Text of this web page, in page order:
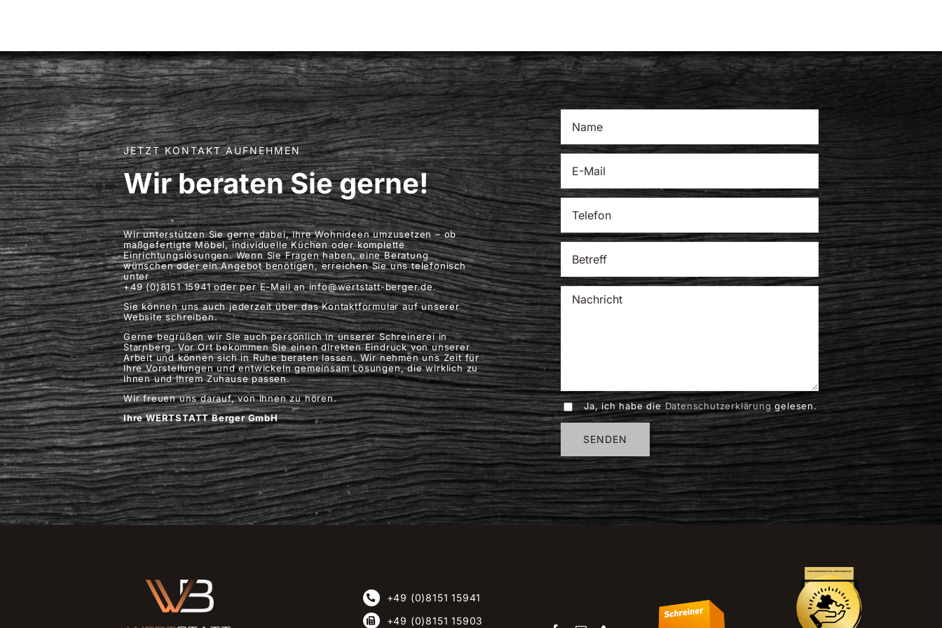
JETZT KONTAKT AUFNEHMEN
Wir beraten Sie gerne!
Wir unterstützen Sie gerne dabei, Ihre Wohnideen umzusetzen – ob
maßgefertigte Möbel, individuelle Küchen oder komplette
Einrichtungslösungen. Wenn Sie Fragen haben, eine Beratung
wünschen oder ein Angebot benötigen, erreichen Sie uns telefonisch
unter
+49 (0)8151 15941 oder per E-Mail an info@wertstatt-berger.de.
Sie können uns auch jederzeit über das Kontaktformular auf unserer
Website schreiben.
Gerne begrüßen wir Sie auch persönlich in unserer Schreinerei in
Starnberg. Vor Ort bekommen Sie einen direkten Eindruck von unserer
Arbeit und können sich in Ruhe beraten lassen. Wir nehmen uns Zeit für
Ihre Vorstellungen und entwickeln gemeinsam Lösungen, die wirklich zu
Ihnen und Ihrem Zuhause passen.
Wir freuen uns darauf, von Ihnen zu hören.
Ihre WERTSTATT Berger GmbH
Ja, ich habe dieDatenschutzerklärung gelesen.
+49 (0)8151 15941
+49 (0)8151 15903